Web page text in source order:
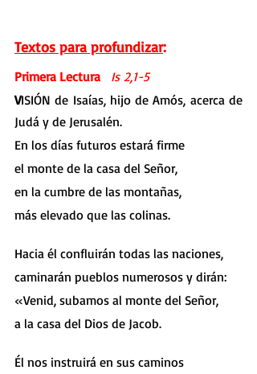
Textos para profundizar:
Primera Lectura Is 2,1-5
VISIÓN de Isaías, hijo de Amós, acerca de
Judá y de Jerusalén.
En los días futuros estará firme
el monte de la casa del Señor,
en la cumbre de las montañas,
más elevado que las colinas.
Hacia él confluirán todas las naciones,
caminarán pueblos numerosos y dirán:
«Venid, subamos al monte del Señor,
a la casa del Dios de Jacob.
Él nos instruirá en sus caminos